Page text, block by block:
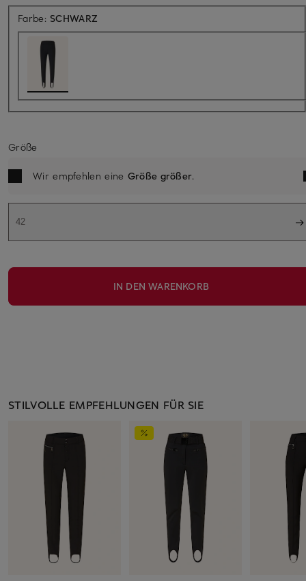
Farbe: SCHWARZ
Größe
Wir empfehlen eine Größe größer.
42
IN DEN WARENKORB
STILVOLLE EMPFEHLUNGEN FÜR SIE